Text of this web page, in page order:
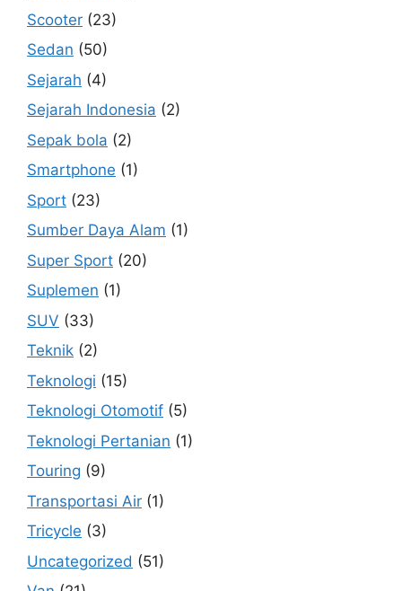
Scooter (23)
Sedan (50)
Sejarah (4)
Sejarah Indonesia (2)
Sepak bola (2)
Smartphone (1)
Sport (23)
Sumber Daya Alam (1)
Super Sport (20)
Suplemen (1)
SUV (33)
Teknik (2)
Teknologi (15)
Teknologi Otomotif (5)
Teknologi Pertanian (1)
Touring (9)
Transportasi Air (1)
Tricycle (3)
Uncategorized (51)